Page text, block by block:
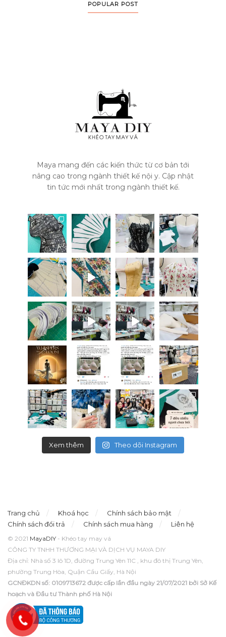
POPULAR POST
Maya mang đến các kiến thức từ cơ bản tới
nâng cao trong ngành thiết kế nội y. Cập nhật
tin tức mới nhất trong ngành thiết kế.
Xem thêm Theo dõi Instagram
Trang chủ Khoá học
Chính sách bảo mật
Chính sách đổi trả
Chính sách mua hàng Liên hệ
© 2021 MayaDIY - Khéo tay may vá
CÔNG TY TNHH THƯƠNG MẠI VÀ DỊCH VỤ MAYA DIY
Địa chỉ: Nhà số 3 lô 1D, đường Trung Yên 11C , khu đô thị Trung Yên,
phường Trung Hòa, Quận Cầu Giấy, Hà Nội
GCNĐKDN số: 0109713672 được cấp lần đầu ngày 21/07/2021 bởi Sở Kế
hoạch và Đầu tư Thành phố Hà Nội